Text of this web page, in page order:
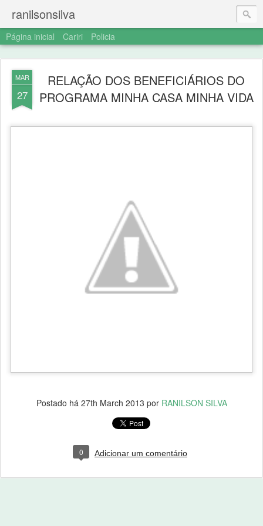
ranilsonsilva
Página inicial Cariri Policia
MAR
27
RELAÇÃO DOS BENEFICIÁRIOS DO
PROGRAMA MINHA CASA MINHA VIDA
Postado há 27th March 2013 por RANILSON SILVA
0 Adicionar um comentário